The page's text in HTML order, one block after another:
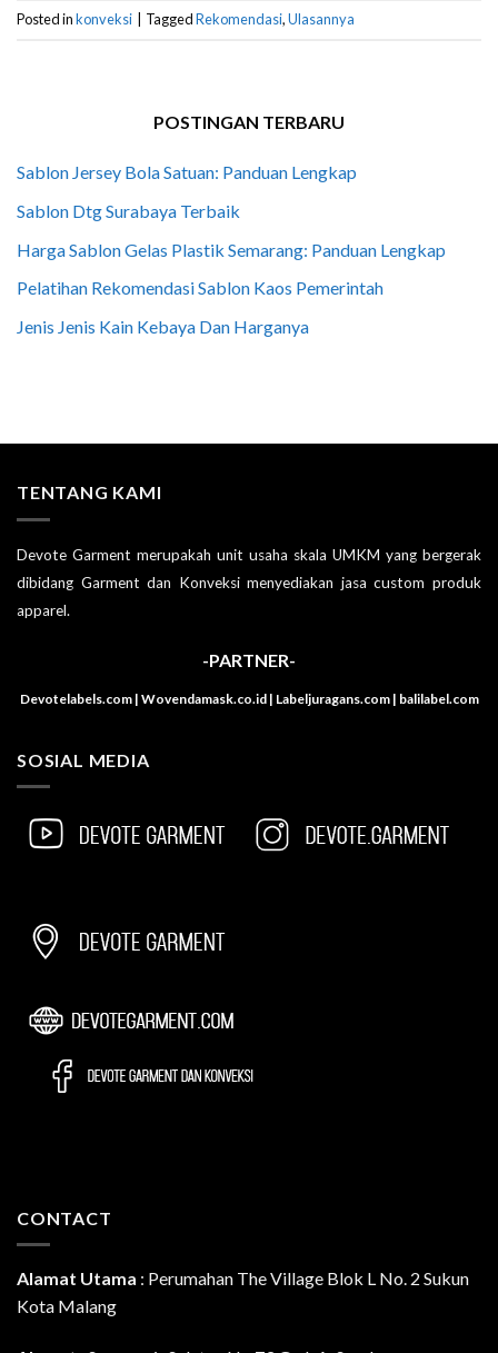
Posted inkonveksi TaggedRekomendasi,Ulasannya
POSTINGAN TERBARU
Sablon Jersey Bola Satuan: Panduan Lengkap
Sablon Dtg Surabaya Terbaik
Harga Sablon Gelas Plastik Semarang: Panduan Lengkap
Pelatihan Rekomendasi Sablon Kaos Pemerintah
Jenis Jenis Kain Kebaya Dan Harganya
TENTANG KAMI
Devote Garment merupakah unit usaha skala UMKM yang bergerak
dibidang Garment dan Konveksi menyediakan jasa custom produk
apparel.
-PARTNER-
Devotelabels.com | Wovendamask.co.id | Labeljuragans.com | balilabel.com
SOSIAL MEDIA
CONTACT
Alamat Utama : Perumahan The Village Blok L No. 2 Sukun
Kota Malang